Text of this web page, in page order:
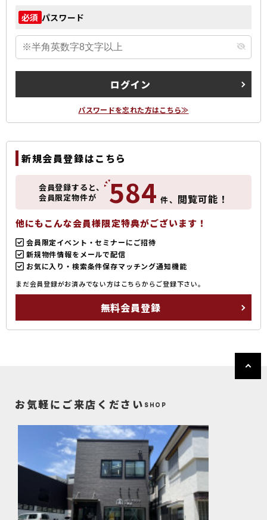
必須 パスワード
ログイン
パスワードを忘れた方はこちら≫
新規会員登録はこちら
会員登録すると、
会員限定物件が
584 件、 閲覧可能！
他にもこんな会員様限定特典がございます！
会員限定イベント・セミナーにご招待
新規物件情報をメールで配信
お気に入り・検索条件保存マッチング通知機能
まだ会員登録がお済みでない方はこちらからご登録下さい。
無料会員登録
お気軽にご来店ください SHOP